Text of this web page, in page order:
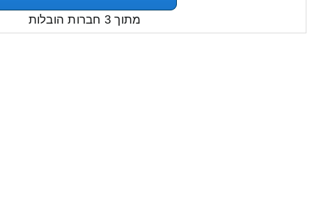
מתוך 3 חברות הובלות